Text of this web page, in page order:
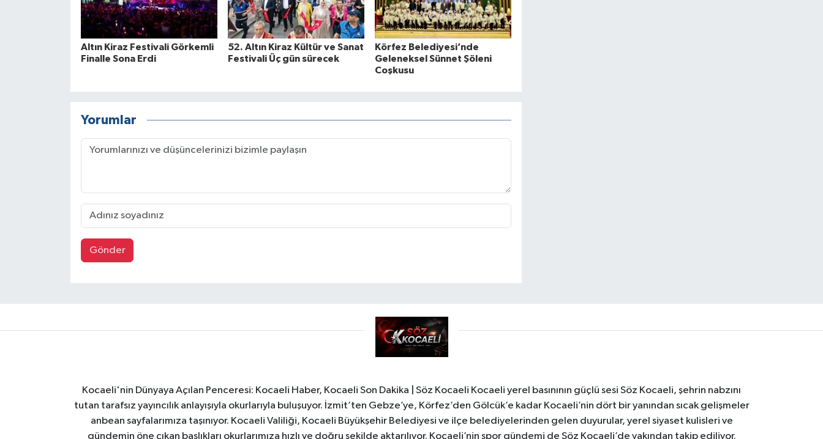
Altın Kiraz Festivali Görkemli
Finalle Sona Erdi
52. Altın Kiraz Kültür ve Sanat
Festivali Üç gün sürecek
Körfez Belediyesi’nde
Geleneksel Sünnet Şöleni
Coşkusu
Yorumlar
Gönder
Kocaeli'nin Dünyaya Açılan Penceresi: Kocaeli Haber, Kocaeli Son Dakika | Söz Kocaeli Kocaeli yerel basınının güçlü sesi Söz Kocaeli, şehrin nabzını
tutan tarafsız yayıncılık anlayışıyla okurlarıyla buluşuyor. İzmit’ten Gebze’ye, Körfez’den Gölcük’e kadar Kocaeli’nin dört bir yanından sıcak gelişmeler
anbean sayfalarımıza taşınıyor. Kocaeli Valiliği, Kocaeli Büyükşehir Belediyesi ve ilçe belediyelerinden gelen duyurular, yerel siyaset kulisleri ve
gündemin öne çıkan başlıkları okurlarımıza hızlı ve doğru şekilde aktarılıyor. Kocaeli’nin spor gündemi de Söz Kocaeli’de yakından takip ediliyor.